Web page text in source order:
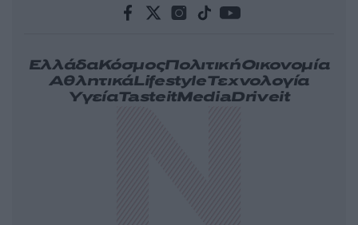
ΕλλάδαΚόσμοςΠολιτικήΟικονομία
ΑθλητικάLifestyleΤεχνολογία
ΥγείαTasteitMediaDriveit